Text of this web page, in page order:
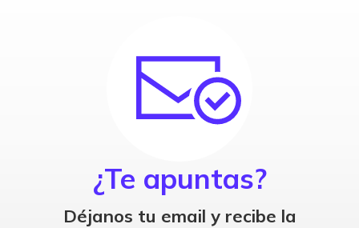
¿Te apuntas?
Déjanos tu email y recibe la